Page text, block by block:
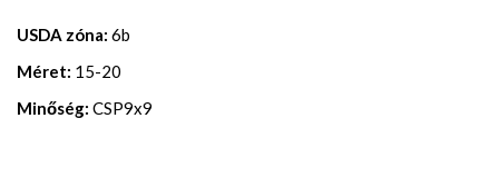
USDA zóna: 6b
Méret: 15-20
Minőség: CSP9x9